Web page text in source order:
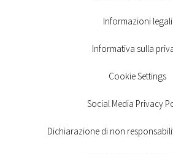
Informazioni legali
Informativa sulla
Cookie Settings
Social Media Privacy
Dichiarazione di non